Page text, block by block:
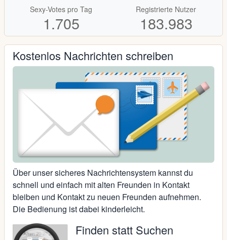
Sexy-Votes pro Tag
1.705
Registrierte Nutzer
183.983
Kostenlos Nachrichten schreiben
Über unser sicheres Nachrichtensystem kannst du
schnell und einfach mit alten Freunden in Kontakt
bleiben und Kontakt zu neuen Freunden aufnehmen.
Die Bedienung ist dabei kinderleicht.
Finden statt Suchen